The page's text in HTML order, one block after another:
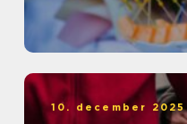
10. december 2025